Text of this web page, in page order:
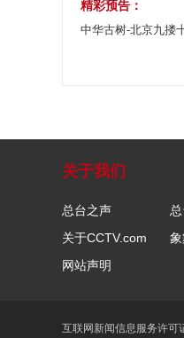
精彩预告：
中华古树-北京九搂
关于我们
总台之声
关于CCTV.com
网站声明
互联网新闻信息服务许可